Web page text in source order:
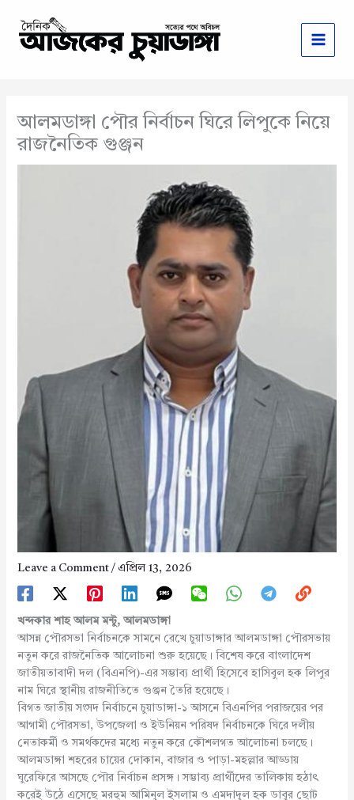
content
আলমডাঙ্গা পৌর নির্বাচন ঘিরে লিপুকে নিয়ে
রাজনৈতিক গুঞ্জন
Leave a Comment / এপ্রিল 13, 2026
খন্দকার শাহ আলম মন্টু, আলমডাঙ্গা
আসন্ন পৌরসভা নির্বাচনকে সামনে রেখে চুয়াডাঙ্গার আলমডাঙ্গা পৌরসভায়
নতুন করে রাজনৈতিক আলোচনা শুরু হয়েছে। বিশেষ করে বাংলাদেশ
জাতীয়তাবাদী দল (বিএনপি)-এর সম্ভাব্য প্রার্থী হিসেবে হাসিবুল হক লিপুর
নাম ঘিরে স্থানীয় রাজনীতিতে গুঞ্জন তৈরি হয়েছে।
বিগত জাতীয় সংসদ নির্বাচনে চুয়াডাঙ্গা-১ আসনে বিএনপির পরাজয়ের পর
আগামী পৌরসভা, উপজেলা ও ইউনিয়ন পরিষদ নির্বাচনকে ঘিরে দলীয়
নেতাকর্মী ও সমর্থকদের মধ্যে নতুন করে কৌশলগত আলোচনা চলছে।
আলমডাঙ্গা শহরের চায়ের দোকান, বাজার ও পাড়া-মহল্লার আড্ডায়
ঘুরেফিরে আসছে পৌর নির্বাচন প্রসঙ্গ। সম্ভাব্য প্রার্থীদের তালিকায় হঠাৎ
করেই উঠে এসেছে মরহুম আমিনুল ইসলাম ও এমদাদুল হক ডাবুর ছোট